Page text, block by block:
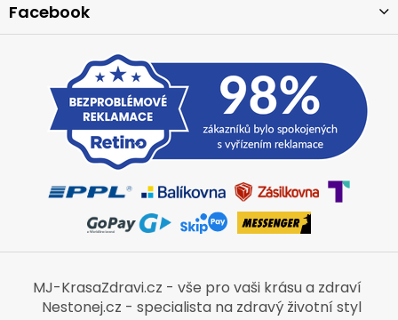
Facebook
MJ-KrasaZdravi.cz - vše pro vaši krásu a zdraví
Nestonej.cz - specialista na zdravý životní styl